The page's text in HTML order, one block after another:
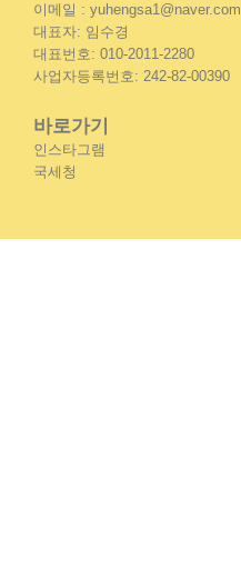
이메일 : yuhengsa1@naver.com
대표자: 임수경
대표번호: 010-2011-2280
사업자등록번호: 242-82-00390
바로가기
인스타그램
국세청